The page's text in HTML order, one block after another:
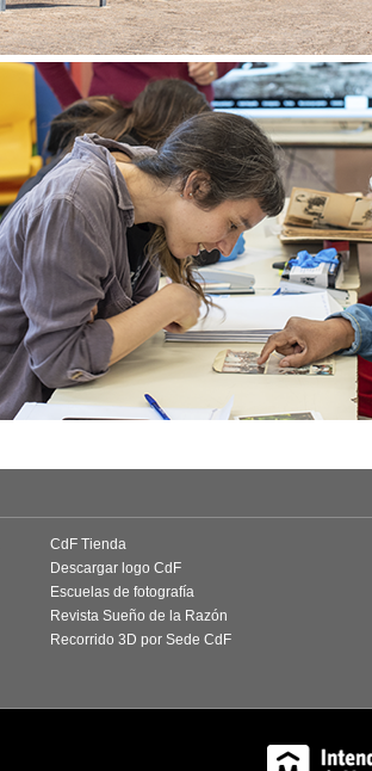
CdF Tienda
Descargar logo CdF
Escuelas de fotografía
Revista Sueño de la Razón
Recorrido 3D por Sede CdF